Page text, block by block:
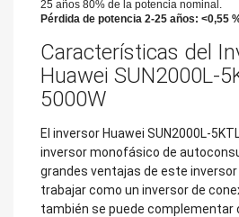
25 años 80% de la potencia nominal.
Pérdida de potencia 2-25 años: <0,55
Características del
Huawei SUN2000L-
5000W
El inversor Huawei SUN2000L-
inversor monofásico de
grandes ventajas de este inversor
trabajar como un inversor de
también se puede complementar